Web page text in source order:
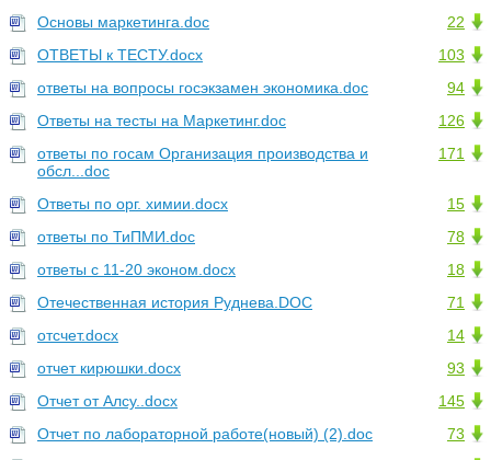
22
Основы маркетинга.doc
103
ОТВЕТЫ к ТЕСТУ.docx
94
ответы на вопросы госэкзамен экономика.doc
126
Ответы на тесты на Маркетинг.doc
171
ответы по госам Организация производства и
обсл...doc
15
Ответы по орг. химии.docx
78
ответы по ТиПМИ.doc
18
ответы с 11-20 эконом.docx
71
Отечественная история Руднева.DOC
14
отсчет.docx
93
отчет кирюшки.docx
145
Отчет от Алсу..docx
73
Отчет по лабораторной работе(новый) (2).doc